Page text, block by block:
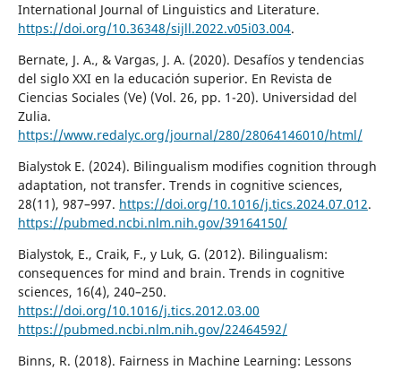
International Journal of Linguistics and Literature.
https://doi.org/10.36348/sijll.2022.v05i03.004.
Bernate, J. A., & Vargas, J. A. (2020). Desafíos y tendencias
del siglo XXI en la educación superior. En Revista de
Ciencias Sociales (Ve) (Vol. 26, pp. 1-20). Universidad del
Zulia.
https://www.redalyc.org/journal/280/28064146010/html/
Bialystok E. (2024). Bilingualism modifies cognition through
adaptation, not transfer. Trends in cognitive sciences,
28(11), 987–997. https://doi.org/10.1016/j.tics.2024.07.012.
https://pubmed.ncbi.nlm.nih.gov/39164150/
Bialystok, E., Craik, F., y Luk, G. (2012). Bilingualism:
consequences for mind and brain. Trends in cognitive
sciences, 16(4), 240–250.
https://doi.org/10.1016/j.tics.2012.03.00
https://pubmed.ncbi.nlm.nih.gov/22464592/
Binns, R. (2018). Fairness in Machine Learning: Lessons